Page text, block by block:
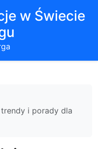
w Świecie
i porady dla